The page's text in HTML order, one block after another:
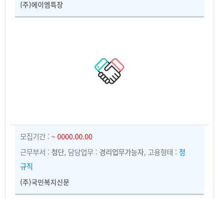
(주)에이엠특장
모집기간 : ~ 0000.00.00
근무부서 : 첨단, 담당업무 : 경리업무가능자, 고용형태 : 정
규직
(주)국민복지신문